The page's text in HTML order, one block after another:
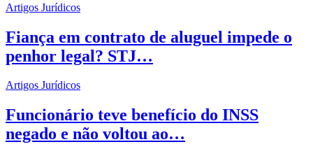
Artigos Jurídicos
Fiança em contrato de aluguel impede o
penhor legal? STJ…
Artigos Jurídicos
Funcionário teve benefício do INSS
negado e não voltou ao…